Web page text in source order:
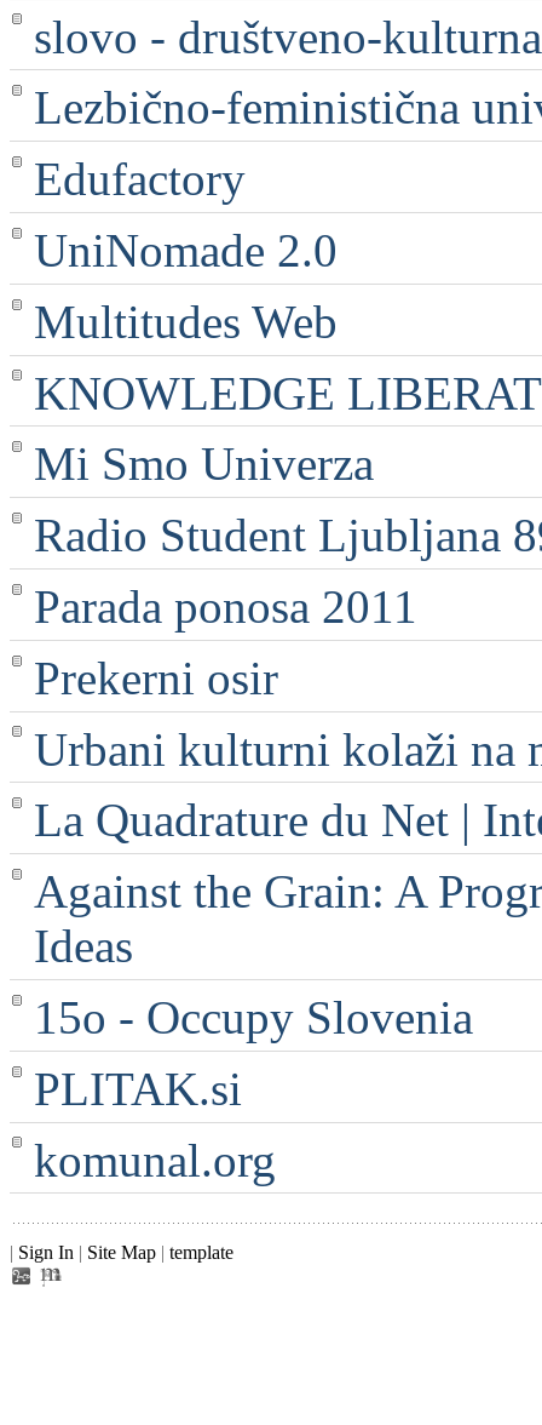
slovo - društveno-
Lezbično-feministična
Edufactory
UniNomade 2.0
Multitudes Web
KNOWLEDGE
Mi Smo Univerza
Radio Student Ljubljana
Parada ponosa 2011
Prekerni osir
Urbani kulturni kolaži na
La Quadrature du Net |
Against the Grain: A
Ideas
15o - Occupy Slovenia
PLITAK.si
komunal.org
| Sign In | Site Map | template